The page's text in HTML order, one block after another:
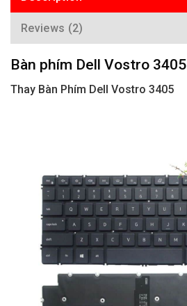
Reviews (2)
Bàn phím Dell Vostro 3405
Thay Bàn Phím Dell Vostro 3405